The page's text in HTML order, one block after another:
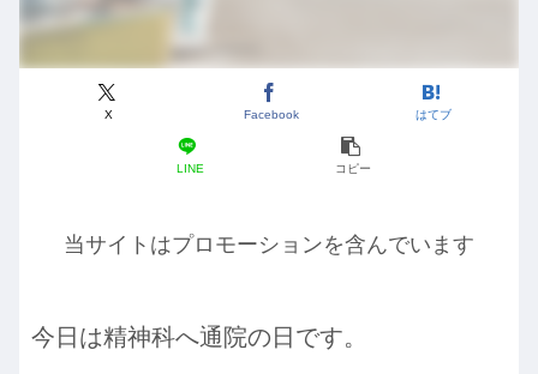
X Facebook はてブ
LINE コピー
当サイトはプロモーションを含んでいます
今日は精神科へ通院の日です。